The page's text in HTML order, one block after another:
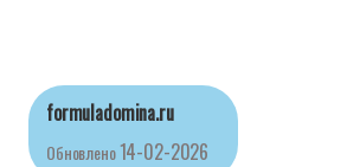
formuladomina.ru
Обновлено14-02-2026